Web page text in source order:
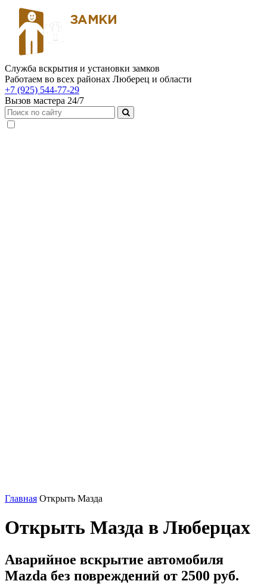
Служба вскрытия и установки замков
Работаем во всех районах Люберец и области
+7 (925) 544-77-29
Вызов мастера 24/7
Главная Открыть Мазда
Открыть Мазда в Люберцах
Аварийное вскрытие автомобиля
Mazda без повреждений от 2500 руб.